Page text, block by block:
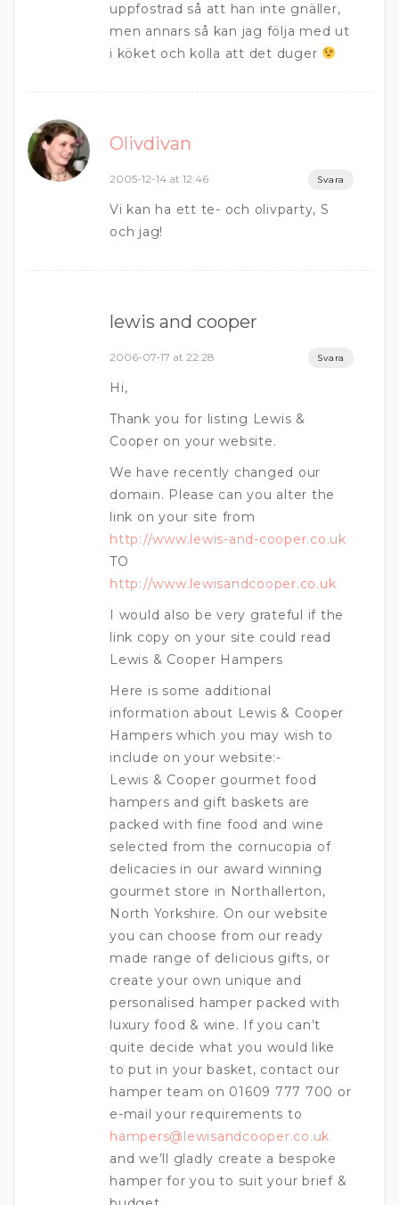
uppfostrad så att han inte gnäller,
men annars så kan jag följa med ut
i köket och kolla att det duger
Olivdivan
2005-12-14 at 12:46 Svara
Vi kan ha ett te- och olivparty, S
och jag!
lewis and cooper
2006-07-17 at 22:28 Svara
Hi,
Thank you for listing Lewis &
Cooper on your website.
We have recently changed our
domain. Please can you alter the
link on your site from
http://www.lewis-and-cooper.co.uk
TO
http://www.lewisandcooper.co.uk
I would also be very grateful if the
link copy on your site could read
Lewis & Cooper Hampers
Here is some additional
information about Lewis & Cooper
Hampers which you may wish to
include on your website:-
Lewis & Cooper gourmet food
hampers and gift baskets are
packed with fine food and wine
selected from the cornucopia of
delicacies in our award winning
gourmet store in Northallerton,
North Yorkshire. On our website
you can choose from our ready
made range of delicious gifts, or
create your own unique and
personalised hamper packed with
luxury food & wine. If you can’t
quite decide what you would like
to put in your basket, contact our
hamper team on 01609 777 700 or
e-mail your requirements to
hampers@lewisandcooper.co.uk
and we’ll gladly create a bespoke
hamper for you to suit your brief &